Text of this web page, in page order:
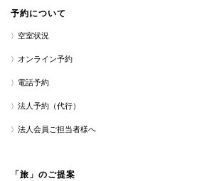
予約について
空室状況
オンライン予約
電話予約
法人予約（代行）
法人会員ご担当者様へ
「旅」のご提案